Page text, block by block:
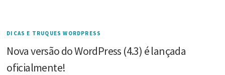
DICAS E TRUQUES WORDPRESS
Nova versão do WordPress (4.3) é lançada
oficialmente!